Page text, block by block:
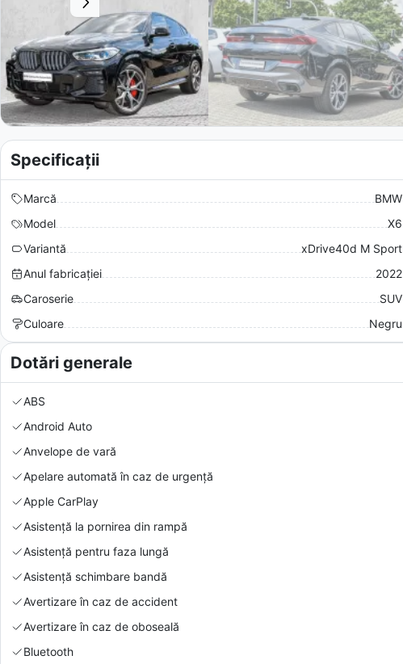
Specificații
Marcă
BMW
Model
X6
Variantă
xDrive40d M Sport
Anul fabricației
2022
Caroserie
SUV
Culoare
Negru
Dotări generale
ABS
Android Auto
Anvelope de vară
Apelare automată în caz de urgență
Apple CarPlay
Asistență la pornirea din rampă
Asistență pentru faza lungă
Asistență schimbare bandă
Avertizare în caz de accident
Avertizare în caz de oboseală
Bluetooth